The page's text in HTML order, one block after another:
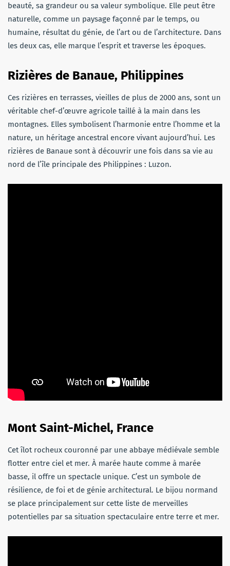
beauté, sa grandeur ou sa valeur symbolique. Elle peut être
naturelle, comme un paysage façonné par le temps, ou
humaine, résultat du génie, de l’art ou de l’architecture. Dans
les deux cas, elle marque l’esprit et traverse les époques.
Rizières de Banaue, Philippines
Ces rizières en terrasses, vieilles de plus de 2000 ans, sont un
véritable chef-d’œuvre agricole taillé à la main dans les
montagnes. Elles symbolisent l’harmonie entre l’homme et la
nature, un héritage ancestral encore vivant aujourd’hui. Les
rizières de Banaue sont à découvrir une fois dans sa vie au
nord de l’île principale des Philippines : Luzon.
Mont Saint-Michel, France
Cet îlot rocheux couronné par une abbaye médiévale semble
flotter entre ciel et mer. À marée haute comme à marée
basse, il offre un spectacle unique. C’est un symbole de
résilience, de foi et de génie architectural. Le bijou normand
se place principalement sur cette liste de merveilles
potentielles par sa situation spectaculaire entre terre et mer.